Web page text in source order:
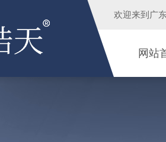
欢迎来到 广
网站